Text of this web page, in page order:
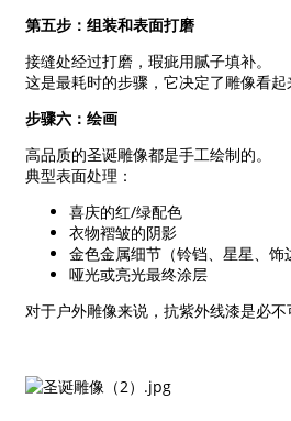
第五步：组装和表面打磨
接缝处经过打磨，瑕疵用腻子填补。
这是最耗时的步骤，它决定了雕像看起
步骤六：绘画
高品质的圣诞雕像都是手工绘制的。
典型表面处理：
喜庆的红/绿配色
衣物褶皱的阴影
金色金属细节（铃铛、星星、饰
哑光或亮光最终涂层
对于户外雕像来说，抗紫外线漆是必不